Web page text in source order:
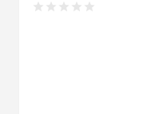
Betyg: 0 av 5